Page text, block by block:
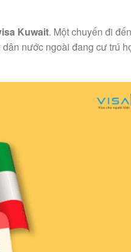
Kuwait. Một chuyến đi đến
nước ngoài đang cư trú